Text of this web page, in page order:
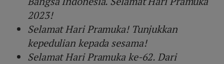
2023!
Selamat Hari Pramuka! Tunjukkan
kepedulian kepada sesama!
Selamat Hari Pramuka ke-62. Dari